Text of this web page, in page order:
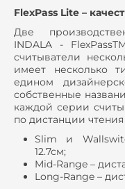
FlexPass Lite –
Две
INDALA -
считыватели
имеет несколько
едином
собственные
каждой серии
по дистанции
Slim и
12.7см;
Mid-Range –
Long-Range –